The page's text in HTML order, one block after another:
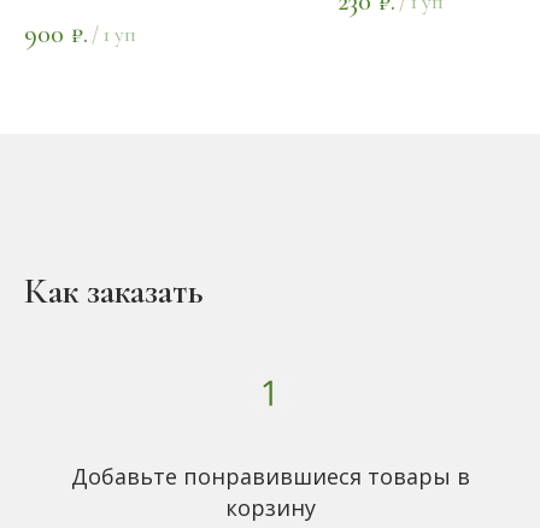
Кол-во на складе указана 1 шт.
900 ₽. / 1 уп
Кол-во на складе
Как заказать
Добавьте понравившиеся товары в
корзину